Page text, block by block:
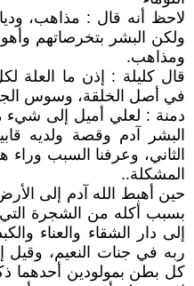
لاحظ أنه قال : مذاهب،
ولكن البشر بتخرصاتهم
ومذاهب.
قال كليلة : إذن ما العلة
في أصل الخلقة، وسوس
دمنة : لعلي أميل إلى شيء
البشر آدم وقصة ولديه
الثاني، وعرفنا السبب
المشكلة..
حين أهبط الله آدم إلى
بسبب أكله من الشجرة التي
إلى دار الشقاء والعناء
ربه في جنات النعيم، وقيل
كل بطن بمولودين أحدهما